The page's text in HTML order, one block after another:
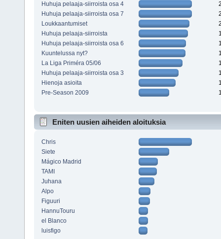
Huhuja pelaaja-siirroista osa 4
Huhuja pelaaja-siirroista osa 7
Loukkaantumiset
Huhuja pelaaja-siirroista
Huhuja pelaaja-siirroista osa 6
Kuuntelussa nyt?
La Liga Priméra 05/06
Huhuja pelaaja-siirroista osa 3
Hienoja asioita
Pre-Season 2009
Eniten uusien aiheiden aloituksia
Chris
Siete
Mágico Madrid
TAMI
Juhana
Alpo
Figuuri
HannuTouru
el Blanco
luisfigo